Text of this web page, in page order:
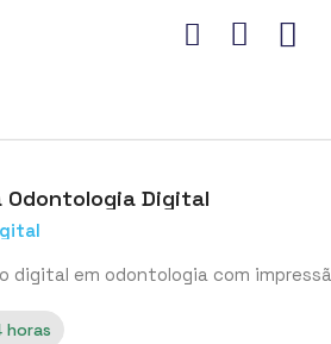
Odontologia Digital
digital em odontologia com
horas